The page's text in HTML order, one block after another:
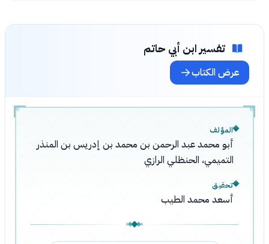
تفسير ابن أبي حاتم
عرض الكتاب
المؤلف
أبو محمد عبد الرحمن بن محمد بن إدريس بن المنذر
التميمي، الحنظلي الرازي
تحقيق
أسعد محمد الطيب